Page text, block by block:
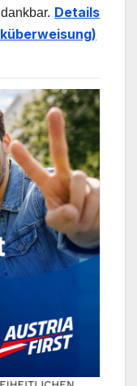
Details